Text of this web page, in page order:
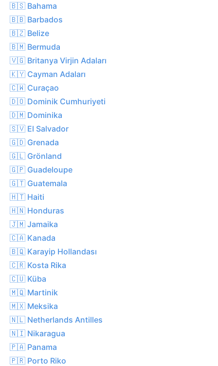
🇧🇸 Bahama
🇧🇧 Barbados
🇧🇿 Belize
🇧🇲 Bermuda
🇻🇬 Britanya Virjin Adaları
🇰🇾 Cayman Adaları
🇨🇼 Curaçao
🇩🇴 Dominik Cumhuriyeti
🇩🇲 Dominika
🇸🇻 El Salvador
🇬🇩 Grenada
🇬🇱 Grönland
🇬🇵 Guadeloupe
🇬🇹 Guatemala
🇭🇹 Haiti
🇭🇳 Honduras
🇯🇲 Jamaika
🇨🇦 Kanada
🇧🇶 Karayip Hollandası
🇨🇷 Kosta Rika
🇨🇺 Küba
🇲🇶 Martinik
🇲🇽 Meksika
🇳🇱 Netherlands Antilles
🇳🇮 Nikaragua
🇵🇦 Panama
🇵🇷 Porto Riko